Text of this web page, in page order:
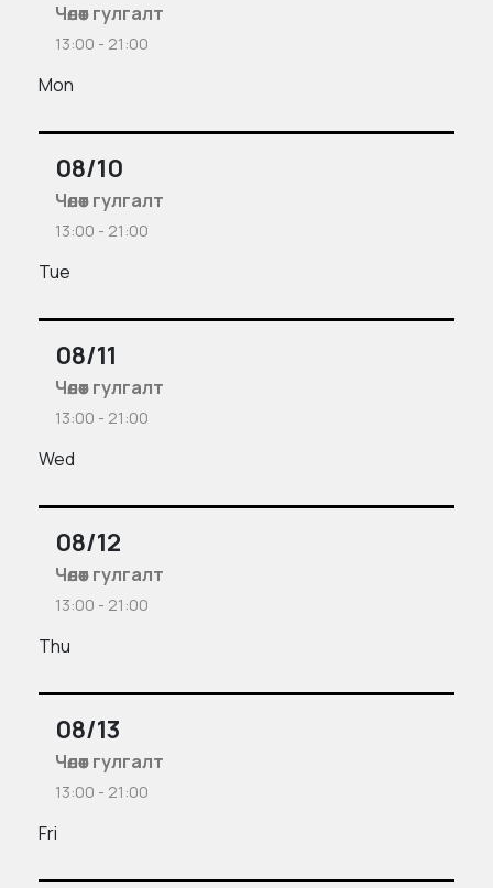
Чөлөөт гулгалт
13:00 - 21:00
Mon
08/10
Чөлөөт гулгалт
13:00 - 21:00
Tue
08/11
Чөлөөт гулгалт
13:00 - 21:00
Wed
08/12
Чөлөөт гулгалт
13:00 - 21:00
Thu
08/13
Чөлөөт гулгалт
13:00 - 21:00
Fri